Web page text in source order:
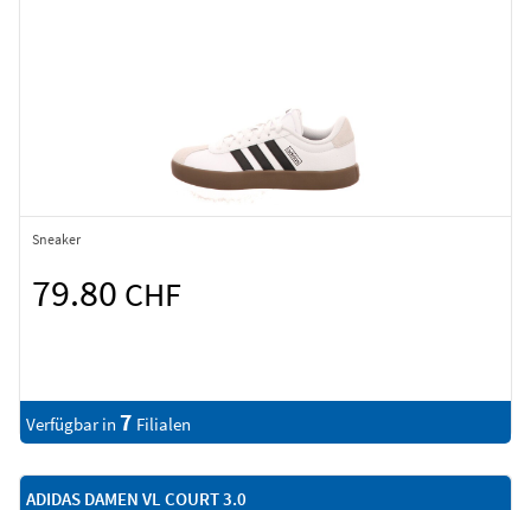
Sneaker
79.80 CHF
Verfügbar in 7 Filialen
ADIDAS DAMEN VL COURT 3.0